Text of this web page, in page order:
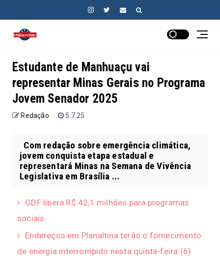
Estudante de Manhuaçu vai
representar Minas Gerais no Programa
Jovem Senador 2025
Redação 5.7.25
Com redação sobre emergência climática,
jovem conquista etapa estadual e
representará Minas na Semana de Vivência
Legislativa em Brasília ...
GDF libera R$ 42,1 milhões para programas
sociais
Endereços em Planaltina terão o fornecimento
de energia interrompido nesta quinta-feira (6)